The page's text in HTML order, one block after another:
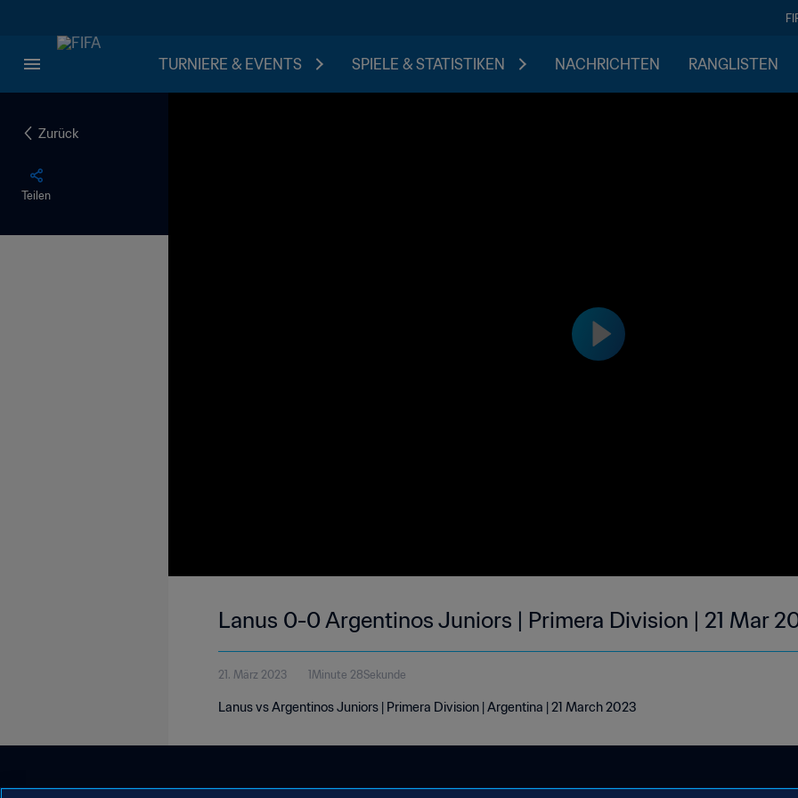
TURNIERE & EVENTS SPIELE & STATISTIKEN NACHRICHTEN RANGLISTEN
Zurück
Teilen
Lanus 0-0 Argentinos Juniors | Primera Division | 21 Mar
21. März 2023 1Minute 28Sekunde
Lanus vs Argentinos Juniors | Primera Division | Argentina | 21 March 2023